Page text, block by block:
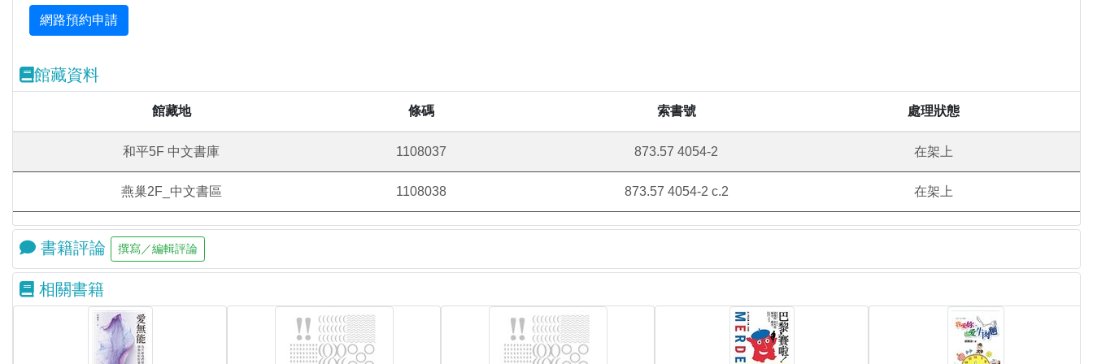
館藏資料
館藏地 條碼 索書號 處理狀態
和平5F 中文書庫 1108037 873.57 4054-2 在架上
燕巢2F_中文書區 1108038 873.57 4054-2 c.2 在架上
書籍評論
相關書籍